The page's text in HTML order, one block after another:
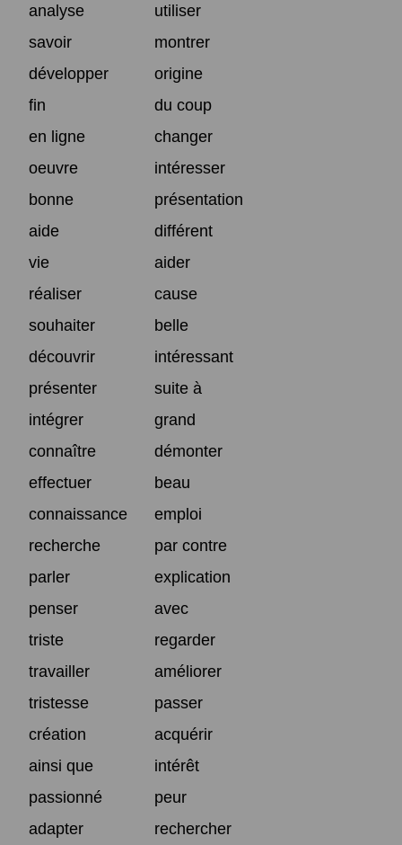
analyse
utiliser
savoir
montrer
développer
origine
fin
du coup
en ligne
changer
oeuvre
intéresser
bonne
présentation
aide
différent
vie
aider
réaliser
cause
souhaiter
belle
découvrir
intéressant
présenter
suite à
intégrer
grand
connaître
démonter
effectuer
beau
connaissance
emploi
recherche
par contre
parler
explication
penser
avec
triste
regarder
travailler
améliorer
tristesse
passer
création
acquérir
ainsi que
intérêt
passionné
peur
adapter
rechercher